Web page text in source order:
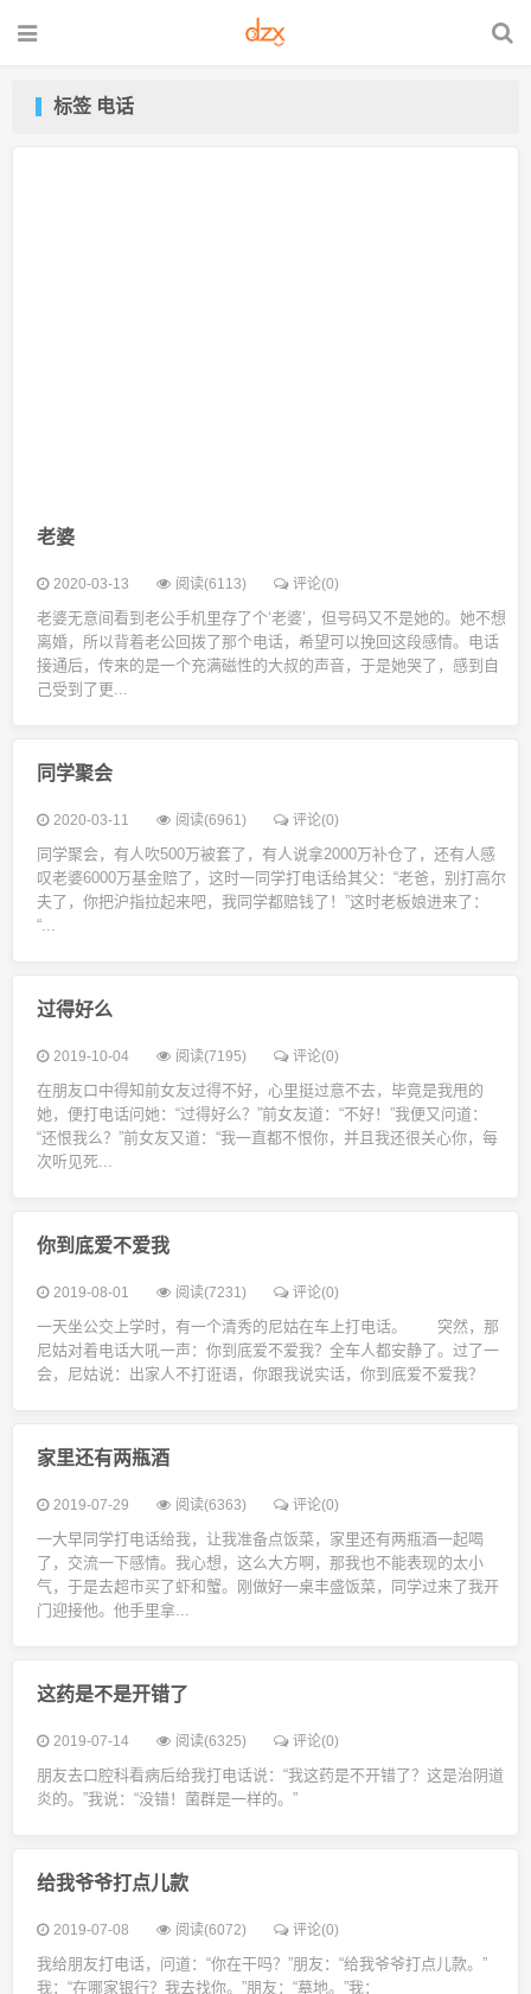
标签 电话
老婆
2020-03-13 阅读(6113) 评论(0)
老婆无意间看到老公手机里存了个‘老婆’，但号码又不是她的。她不想
离婚，所以背着老公回拨了那个电话，希望可以挽回这段感情。电话
接通后，传来的是一个充满磁性的大叔的声音，于是她哭了，感到自
己受到了更...
同学聚会
2020-03-11 阅读(6961) 评论(0)
同学聚会，有人吹500万被套了，有人说拿2000万补仓了，还有人感
叹老婆6000万基金赔了，这时一同学打电话给其父：“老爸，别打高尔
夫了，你把沪指拉起来吧，我同学都赔钱了！”这时老板娘进来了：
“...
过得好么
2019-10-04 阅读(7195) 评论(0)
在朋友口中得知前女友过得不好，心里挺过意不去，毕竟是我甩的
她，便打电话问她：“过得好么？”前女友道：“不好！”我便又问道：
“还恨我么？”前女友又道：“我一直都不恨你，并且我还很关心你，每
次听见死...
你到底爱不爱我
2019-08-01 阅读(7231) 评论(0)
一天坐公交上学时，有一个清秀的尼姑在车上打电话。 突然，那
尼姑对着电话大吼一声：你到底爱不爱我？全车人都安静了。过了一
会，尼姑说：出家人不打诳语，你跟我说实话，你到底爱不爱我？
家里还有两瓶酒
2019-07-29 阅读(6363) 评论(0)
一大早同学打电话给我，让我准备点饭菜，家里还有两瓶酒一起喝
了，交流一下感情。我心想，这么大方啊，那我也不能表现的太小
气，于是去超市买了虾和蟹。刚做好一桌丰盛饭菜，同学过来了我开
门迎接他。他手里拿...
这药是不是开错了
2019-07-14 阅读(6325) 评论(0)
朋友去口腔科看病后给我打电话说：“我这药是不开错了？这是治阴道
炎的。”我说：“没错！菌群是一样的。”
给我爷爷打点儿款
2019-07-08 阅读(6072) 评论(0)
我给朋友打电话，问道：“你在干吗？”朋友：“给我爷爷打点儿款。”
我：“在哪家银行？我去找你。”朋友：“墓地。”我：